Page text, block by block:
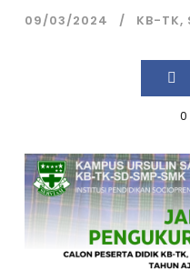
09/03/2024 KB-TK,
0